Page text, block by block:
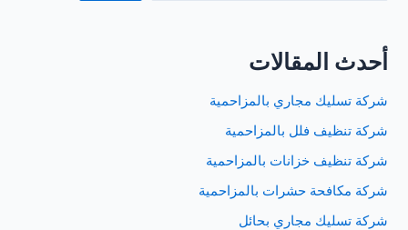
أحدث المقالات
شركة تسليك مجاري بالمزاحمية
شركة تنظيف فلل بالمزاحمية
شركة تنظيف خزانات بالمزاحمية
شركة مكافحة حشرات بالمزاحمية
شركة تسليك مجاري بحائل